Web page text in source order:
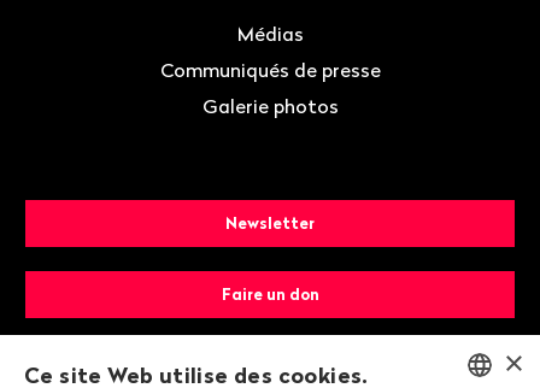
Médias
Communiqués de presse
Galerie photos
Newsletter
Faire un don
Devenir membre ×
Ce site Web utilise des cookies.